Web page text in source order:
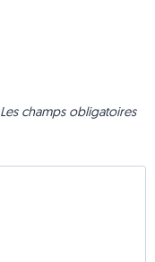
Les champs obligatoires